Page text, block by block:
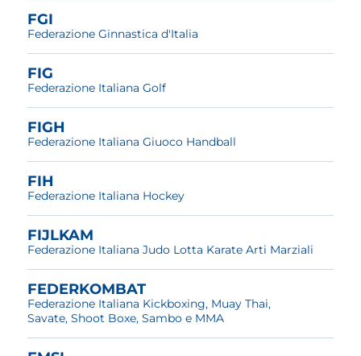
FGI
Federazione Ginnastica d'Italia
FIG
Federazione Italiana Golf
FIGH
Federazione Italiana Giuoco Handball
FIH
Federazione Italiana Hockey
FIJLKAM
Federazione Italiana Judo Lotta Karate Arti Marziali
FEDERKOMBAT
Federazione Italiana Kickboxing, Muay Thai,
Savate, Shoot Boxe, Sambo e MMA